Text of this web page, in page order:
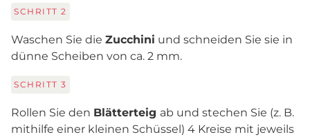
SCHRITT 2
Waschen Sie die Zucchini und schneiden Sie sie in
dünne Scheiben von ca. 2 mm.
SCHRITT 3
Rollen Sie den Blätterteig ab und stechen Sie (z. B.
mithilfe einer kleinen Schüssel) 4 Kreise mit jeweils